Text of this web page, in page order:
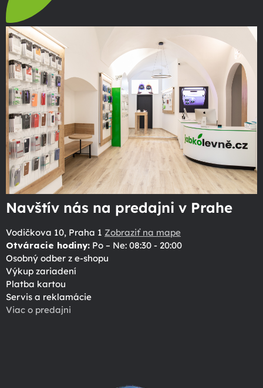
Navštív nás na predajni v Prahe
Vodičkova 10, Praha 1 Zobraziť na mape
Otváracie hodiny: Po – Ne: 08:30 - 20:00
Osobný odber z e-shopu
Výkup zariadení
Platba kartou
Servis a reklamácie
Viac o predajni